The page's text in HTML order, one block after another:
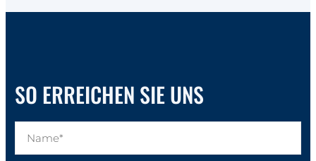
SO ERREICHEN SIE UNS